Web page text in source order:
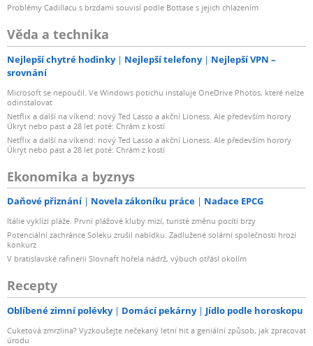
Problémy Cadillacu s brzdami souvisí podle Bottase s jejich chlazením
Věda a technika
Nejlepší chytré hodinky Nejlepší telefony
Nejlepší VPN –
srovnání
Microsoft se nepoučil. Ve Windows potichu instaluje OneDrive Photos, které nelze
odinstalovat
Netflix a další na víkend: nový Ted Lasso a akční Lioness. Ale především horory
Úkryt nebo past a 28 let poté: Chrám z kostí
Netflix a další na víkend: nový Ted Lasso a akční Lioness. Ale především horory
Úkryt nebo past a 28 let poté: Chrám z kostí
Ekonomika a byznys
Daňové přiznání Novela zákoníku práce Nadace EPCG
Itálie vyklízí pláže. První plážové kluby mizí, turisté změnu pocítí brzy
Potenciální zachránce Soleku zrušil nabídku. Zadlužené solární společnosti hrozí
konkurz
V bratislavské rafinerii Slovnaft hořela nádrž, výbuch otřásl okolím
Recepty
Oblíbené zimní polévky Domácí pekárny Jídlo podle horoskopu
Cuketová zmrzlina? Vyzkoušejte nečekaný letní hit a geniální způsob, jak zpracovat
úrodu